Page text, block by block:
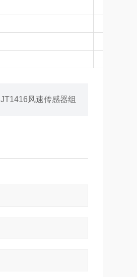
JT1416风速传感器组